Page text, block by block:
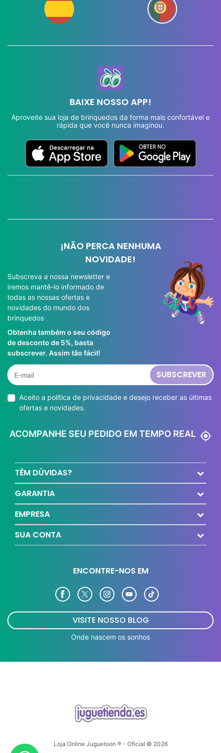
BAIXE NOSSO APP!
Aproveite sua loja de brinquedos da forma mais confortável e
rápida que você nunca imaginou.
¡NÃO PERCA NENHUMA
NOVIDADE!
Subscreva a nossa newsletter e
iremos mantê-lo informado de
todas as nossas ofertas e
novidades do mundo dos
brinquedos
Obtenha também o seu código
de desconto de 5%, basta
subscrever. Assim tão fácil!
SUBSCREVER
Aceito a política de privacidade e desejo receber as últimas
ofertas e novidades.
ACOMPANHE SEU PEDIDO EM TEMPO REAL my_location
TÊM DÚVIDAS?
GARANTIA
EMPRESA
SUA CONTA
ENCONTRE-NOS EM
VISITE NOSSO BLOG
Onde nascem os sonhos
Loja Online Juguetoon ® - Oficial © 2026